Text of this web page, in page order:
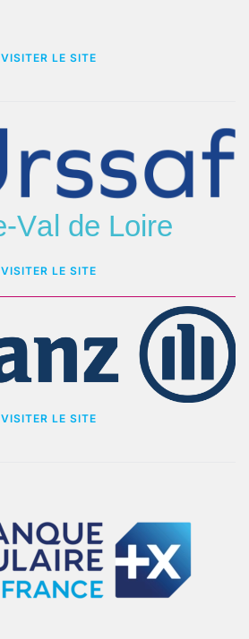
VISITER LE SITE
VISITER LE SITE
VISITER LE SITE